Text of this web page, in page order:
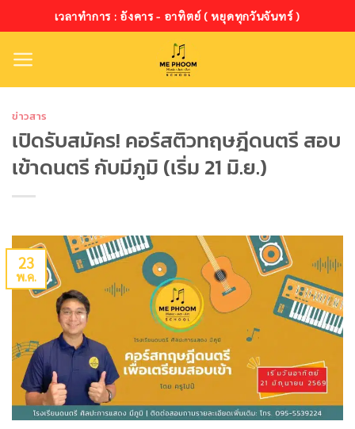
ไป
เนื้อหา
เวลาทำการ : อังคาร - อาทิตย์ ( หยุดทุกวันจันทร์ )
ข่าวสาร
เปิดรับสมัคร! คอร์สติวทฤษฎีดนตรี สอบ
เข้าดนตรี กับมีภูมิ (เริ่ม 21 มิ.ย.)
23
พ.ค.